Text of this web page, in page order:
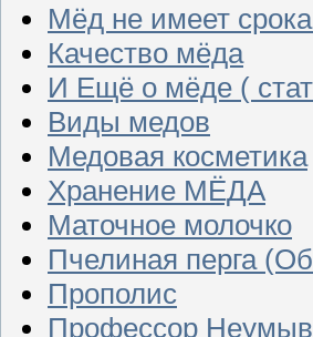
Мёд не имеет
Качество мёда
И Ещё о мёде (
Виды медов
Медовая косметика
Хранение МЁДА
Маточное молочко
Пчелиная перга
Прополис
Профессор